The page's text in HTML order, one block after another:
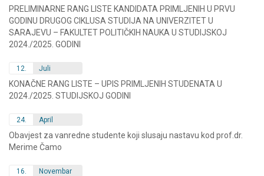
PRELIMINARNE RANG LISTE KANDIDATA PRIMLJENIH U PRVU
GODINU DRUGOG CIKLUSA STUDIJA NA UNIVERZITET U
SARAJEVU – FAKULTET POLITIČKIH NAUKA U STUDIJSKOJ
2024./2025. GODINI
12. Juli
KONAČNE RANG LISTE – UPIS PRIMLJENIH STUDENATA U
2024./2025. STUDIJSKOJ GODINI
24. April
Obavjest za vanredne studente koji slusaju nastavu kod prof.dr.
Merime Čamo
16. Novembar